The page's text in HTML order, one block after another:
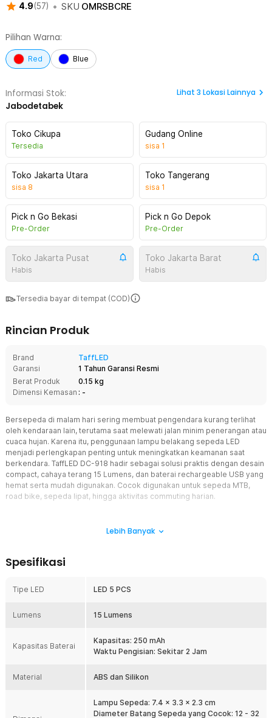
4.9(57) • SKU OMRSBCRE
Pilihan Warna:
Red Blue
Informasi Stok:
Jabodetabek
Lihat 3 Lokasi Lainnya
Toko Cikupa
Tersedia
Gudang Online
sisa 1
Toko Jakarta Utara
sisa 8
Toko Tangerang
sisa 1
Pick n Go Bekasi
Pre-Order
Pick n Go Depok
Pre-Order
Toko Jakarta Pusat
Habis
Toko Jakarta Barat
Habis
Tersedia bayar di tempat (COD)
Rincian Produk
Brand
TaffLED
Garansi
1 Tahun Garansi Resmi
Berat Produk
0.15 kg
Dimensi Kemasan : -
Bersepeda di malam hari sering membuat pengendara kurang terlihat
oleh kendaraan lain, terutama saat melewati jalan minim penerangan atau
cuaca hujan. Karena itu, penggunaan lampu belakang sepeda LED
menjadi perlengkapan penting untuk meningkatkan keamanan saat
berkendara. TaffLED DC-918 hadir sebagai solusi praktis dengan desain
compact, cahaya terang 15 Lumens, dan baterai rechargeable USB yang
hemat serta mudah digunakan. Cocok digunakan untuk sepeda MTB,
road bike, sepeda lipat, hingga aktivitas commuting harian.
dapat disesuaikan dengan kondisi jalan dan kebutuhan berkendara.
atau mode strobo agar lebih mudah terlihat dari jarak jauh. Fitur ini
sangat membantu meningkatkan keselamatan saat gowes malam
cahaya, penggunaan baterai juga menjadi lebih efisien sesuai
LED 5 PCS Lebih Terang dan Efisien
Menggunakan konfigurasi LED 5 PCS dengan tingkat terang hingga
jelas tanpa menyilaukan. Cahaya merah yang dihasilkan membantu
malam hari. Teknologi LED juga lebih hemat daya dan tahan lama
dibanding lampu konvensional. Sangat cocok untuk penggunaan
Lebih Banyak
Spesifikasi
Tipe LED LED 5 PCS
Lumens 15 Lumens
Kapasitas Baterai
Kapasitas: 250 mAh
Waktu Pengisian: Sekitar 2 Jam
Material ABS dan Silikon
Lampu Sepeda: 7.4 x 3.3 x 2.3 cm
Diameter Batang Sepeda yang Cocok: 12 - 32